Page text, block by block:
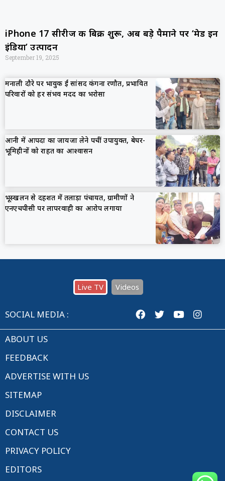
iPhone 17 सीरीज की बिक्री शुरू, अब बड़े पैमाने पर ‘मेड इन
इंडिया’ उत्पादन
September 19, 2025
मनाली दौरे पर भावुक हुईं सांसद कंगना रणौत, प्रभावित
परिवारों को हर संभव मदद का भरोसा
आनी में आपदा का जायजा लेने पहुंचीं उपायुक्त, बेघर-
भूमिहीनों को राहत का आश्वासन
भूस्खलन से दहशत में तलाड़ा पंचायत, ग्रामीणों ने
एनएचपीसी पर लापरवाही का आरोप लगाया
Live TV Videos
SOCIAL MEDIA :
ABOUT US
FEEDBACK
ADVERTISE WITH US
SITEMAP
DISCLAIMER
CONTACT US
PRIVACY POLICY
EDITORS